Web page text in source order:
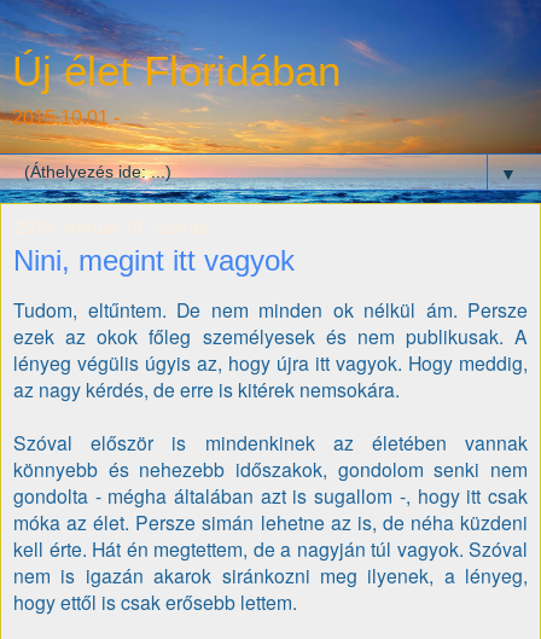
Új élet Floridában
2015.10.01 -
▼
Nini, megint itt vagyok
Tudom, eltűntem. De nem minden ok nélkül ám. Persze
ezek az okok főleg személyesek és nem publikusak. A
lényeg végülis úgyis az, hogy újra itt vagyok. Hogy meddig,
az nagy kérdés, de erre is kitérek nemsokára.
Szóval először is mindenkinek az életében vannak
könnyebb és nehezebb időszakok, gondolom senki nem
gondolta - mégha általában azt is sugallom -, hogy itt csak
móka az élet. Persze simán lehetne az is, de néha küzdeni
kell érte. Hát én megtettem, de a nagyján túl vagyok. Szóval
nem is igazán akarok siránkozni meg ilyenek, a lényeg,
hogy ettől is csak erősebb lettem.